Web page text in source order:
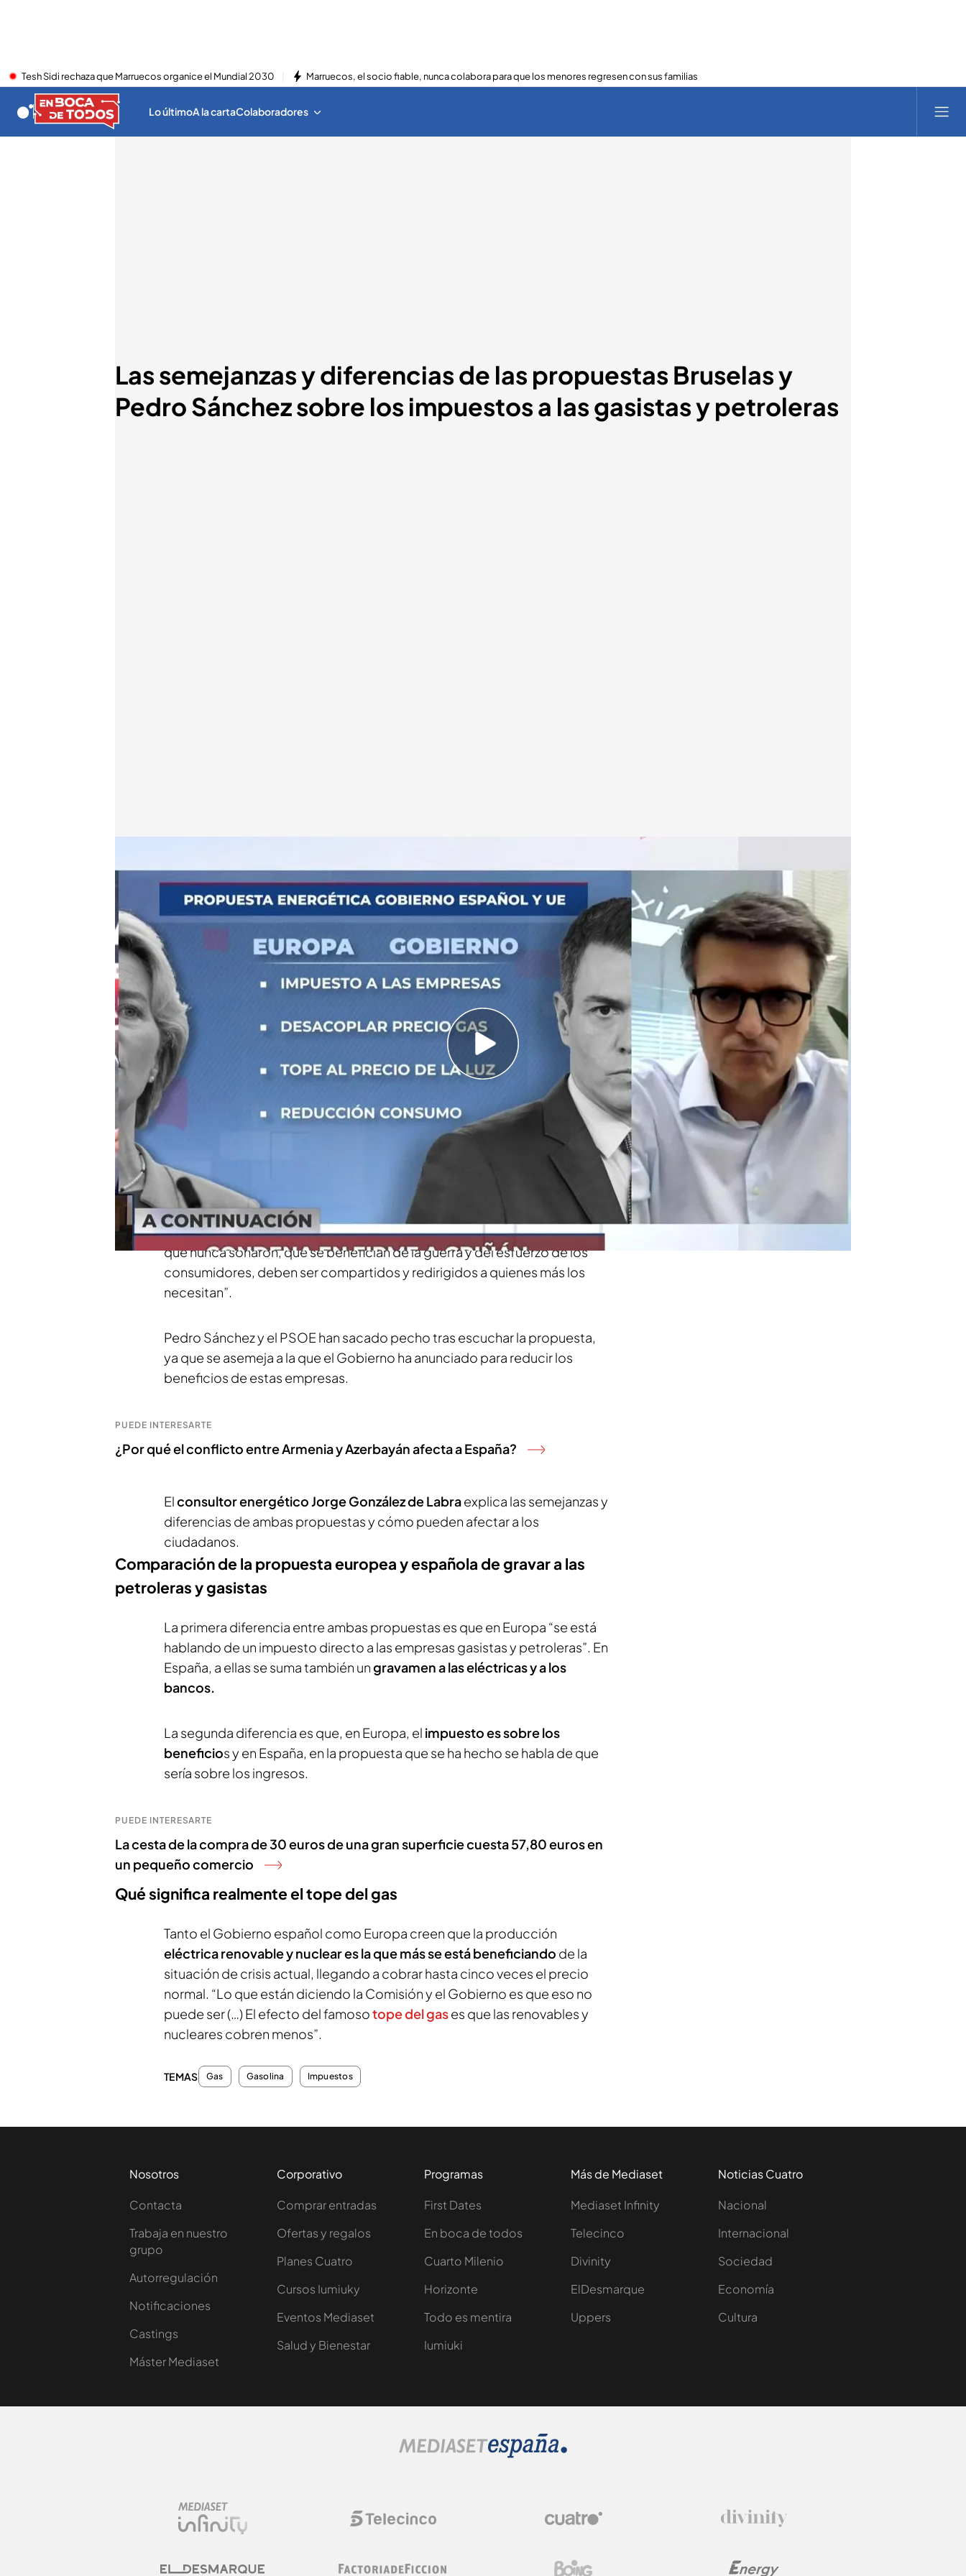
Tesh Sidi rechaza que Marruecos organice el Mundial 2030 Marruecos, el socio fiable, nunca colabora para que los menores regresen con sus familias
Lo últimoA la cartaColaboradores
Las semejanzas y diferencias de las propuestas Bruselas y
Pedro Sánchez sobre los impuestos a las gasistas y petroleras
En boca de todos
14 SEP 2022 - 13:49h.
El PSOE presume de que su propuesta de gravar a las petroleras y
gasistas coincide con la hecha por la presidenta de la Comisión
Europea
España propone que el impuesto sea sobre los ingresos y Europa,
sobre los beneficios
España también quiere poner un impuesto a los bancos y las eléctricas
Ursula von der Leyen
, presidenta de la Comisión Europea, ha anunciado
este miércoles una t
arifa para reducir los beneficios de las empresas
gasistas y petroleras. Según ella, los beneficios de las empresas
energéticas “están bien, son buenos, pero esos ingresos récord, con los
que nunca soñaron, que se benefician de la guerra y del esfuerzo de los
consumidores, deben ser compartidos y redirigidos a quienes más los
necesitan”.
Pedro Sánchez y el PSOE han sacado pecho tras escuchar la propuesta,
ya que se asemeja a la que el Gobierno ha anunciado para reducir los
beneficios de estas empresas.
PUEDE INTERESARTE
¿Por qué el conflicto entre Armenia y Azerbayán afecta a España?
Elconsultor energético Jorge González de Labraexplica las semejanzas y
diferencias de ambas propuestas y cómo pueden afectar a los
ciudadanos.
Comparación de la propuesta europea y española de gravar a las
petroleras y gasistas
La primera diferencia entre ambas propuestas es que en Europa “se está
hablando de un impuesto directo a las empresas gasistas y petroleras”. En
España, a ellas se suma también ungravamen a las eléctricas y a los
bancos.
La segunda diferencia es que, en Europa, el impuesto es sobre los
beneficios y en España, en la propuesta que se ha hecho se habla de que
sería sobre los ingresos.
PUEDE INTERESARTE
La cesta de la compra de 30 euros de una gran superficie cuesta 57,80 euros en
un pequeño comercio
Qué significa realmente el tope del gas
Tanto el Gobierno español como Europa creen que la producción
eléctrica renovable y nuclear es la que más se está beneficiando de la
situación de crisis actual, llegando a cobrar hasta cinco veces el precio
normal. “Lo que están diciendo la Comisión y el Gobierno es que eso no
puede ser (…) El efecto del famosotope del gases que las renovables y
nucleares cobren menos”.
TEMAS Gas Gasolina Impuestos
Nosotros
Contacta
Trabaja en nuestro
grupo
Autorregulación
Notificaciones
Castings
Máster Mediaset
Corporativo
Comprar entradas
Ofertas y regalos
Planes Cuatro
Cursos Iumiuky
Eventos Mediaset
Salud y Bienestar
Programas
First Dates
En boca de todos
Cuarto Milenio
Horizonte
Todo es mentira
Iumiuki
Más de Mediaset
Mediaset Infinity
Telecinco
Divinity
ElDesmarque
Uppers
Noticias Cuatro
Nacional
Internacional
Sociedad
Economía
Cultura